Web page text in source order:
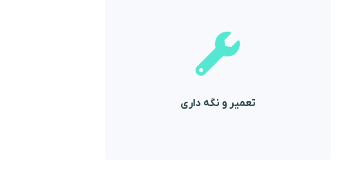
تعمیر و نگه داری
تمامی درخواست های پزشکان محترم در
خصوص سرویسهای دوره ای، تعمیر و نگه داری
در کوتاهترین زمان ممکن پاسخ داده می شود و
خدماتی بی بدیل نسبت به عزیزان ارائه می